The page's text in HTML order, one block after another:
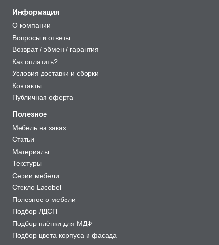
Информация
О компании
Вопросы и ответы
Возврат / обмен / гарантия
Как оплатить?
Условия доставки и сборки
Контакты
Публичная оферта
Полезное
Мебель на заказ
Статьи
Материалы
Текстуры
Серии мебели
Стекло Lacobel
Полезное о мебели
Подбор ЛДСП
Подбор плёнки для МДФ
Подбор цвета корпуса и фасада